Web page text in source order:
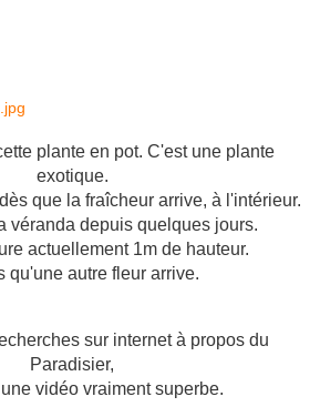
plante en pot. C'est une plante
exotique.
que la fraîcheur arrive, à l'intérieur.
véranda depuis quelques jours.
actuellement 1m de hauteur.
qu'une autre fleur arrive.
sur internet à propos du
Paradisier,
vidéo vraiment superbe.